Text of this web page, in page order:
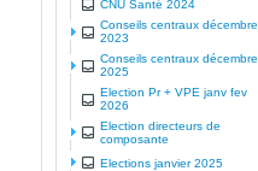
CNU Santé 2024
Conseils centraux décembre
2023
Conseils centraux décembre
2025
Election Pr + VPE janv fev
2026
Election directeurs de
composante
Elections janvier 2025